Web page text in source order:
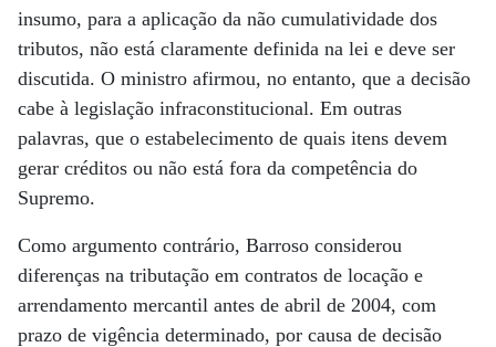
insumo, para a aplicação da não cumulatividade dos
tributos, não está claramente definida na lei e deve ser
discutida. O ministro afirmou, no entanto, que a decisão
cabe à legislação infraconstitucional. Em outras
palavras, que o estabelecimento de quais itens devem
gerar créditos ou não está fora da competência do
Supremo.
Como argumento contrário, Barroso considerou
diferenças na tributação em contratos de locação e
arrendamento mercantil antes de abril de 2004, com
prazo de vigência determinado, por causa de decisão